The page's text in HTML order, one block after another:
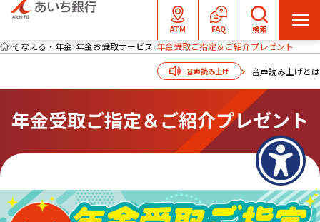
ATM FAQ 検索
メ
ニ
ー
そなえる・年金 年金お受取サービス 年金受取ご指定＆ご紹介プレゼント
音声読み上げ 音声読み上げとは
年金受取ご指定＆ご紹介プレゼント